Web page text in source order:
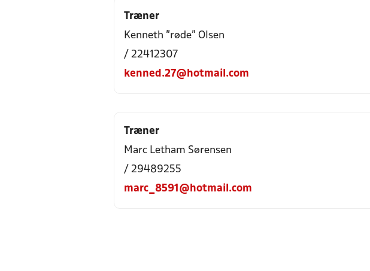
Træner
Kenneth "røde" Olsen
/ 22412307
kenned.27@hotmail.com
Træner
Marc Letham Sørensen
/ 29489255
marc_8591@hotmail.com